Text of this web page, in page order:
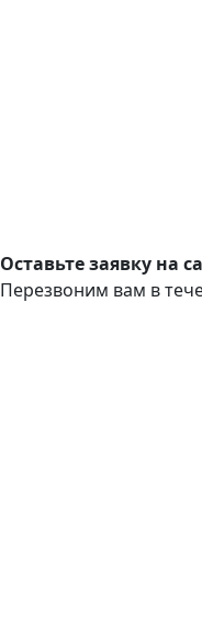
Оставьте заявку на
Перезвоним вам в